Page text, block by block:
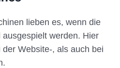
lieben es, wenn die
werden. Hier
Website-, als auch bei